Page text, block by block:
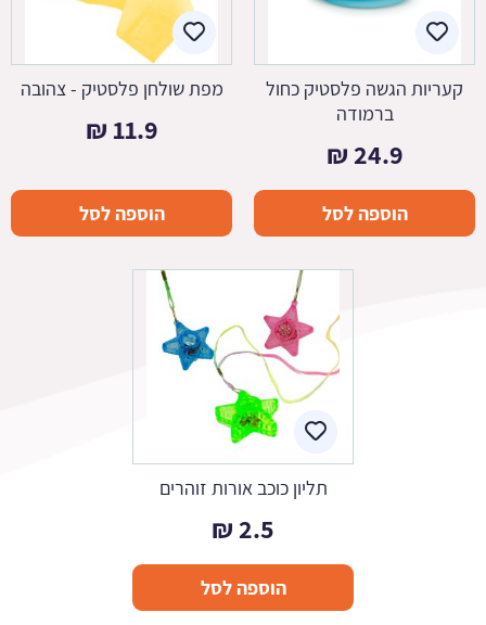
קעריות הגשה פלסטיק כחול
ברמודה
24.9
₪
הוספה לסל
מפת שולחן פלסטיק - צהובה
11.9
₪
הוספה לסל
תליון כוכב אורות זוהרים
2.5
₪
הוספה לסל